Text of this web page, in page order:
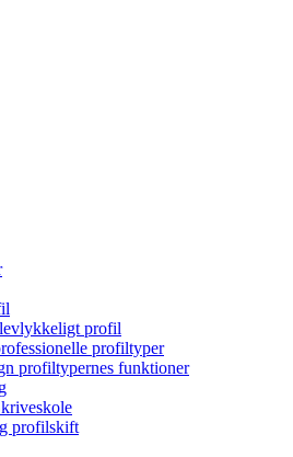
profil
profiltyper
profiltypernes funktioner
profilskift